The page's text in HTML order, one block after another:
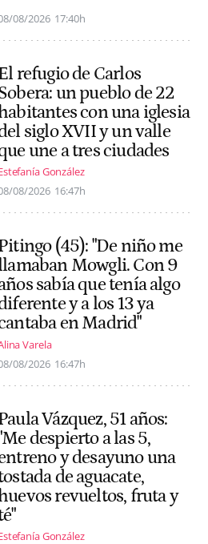
08/2026 17:40h
refugio de Carlos
un pueblo de 22
con una iglesia
siglo XVII y un valle
une a tres ciudades
González
08/2026 16:47h
(45): "De niño me
Mowgli. Con 9
sabía que tenía algo
y a los 13 ya
en Madrid"
Varela
08/2026 16:47h
Vázquez, 51 años:
despierto a las 5,
y desayuno una
de aguacate,
revueltos, fruta y
González